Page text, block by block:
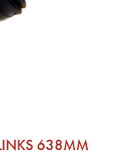
638MM